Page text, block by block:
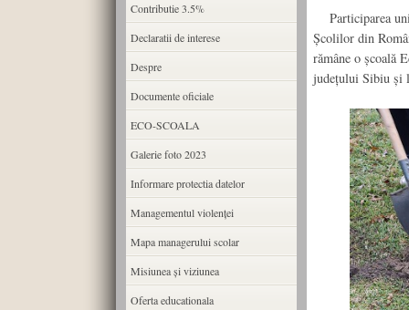
Participarea
Şcolilor din
rămâne o şcoală
judeţului Sibiu şi
Contributie 3.5%
Declaratii de interese
Despre
Documente oficiale
ECO-SCOALA
Galerie foto 2023
Informare protectia datelor
Managementul violenței
Mapa managerului scolar
Misiunea şi viziunea
Oferta educationala